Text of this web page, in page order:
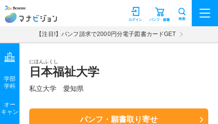
マナビジョン パンフ・願書
ログイン 検索
【注目!】パンフ請求で2000円分電子図書カードGET
にほんふくし
日本福祉大学
私立大学 愛知県
パンフ・願書取り寄せ
学部
学科
オー
キャン